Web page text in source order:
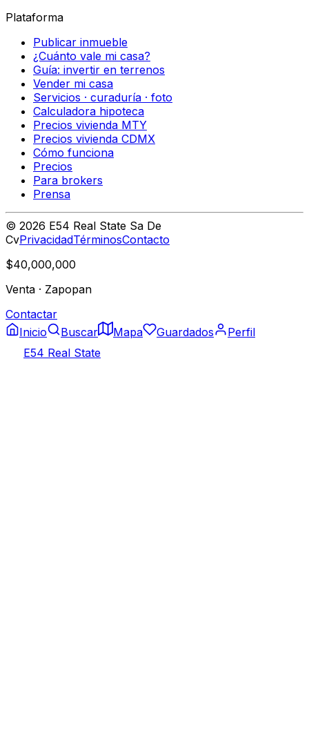
Plataforma
Publicar inmueble
¿Cuánto vale mi casa?
Guía: invertir en terrenos
Vender mi casa
Servicios · curaduría · foto
Calculadora hipoteca
Precios vivienda MTY
Precios vivienda CDMX
Cómo funciona
Precios
Para brokers
Prensa
© 2026 E54 Real State Sa De
CvPrivacidadTérminosContacto
$40,000,000
Venta · Zapopan
Contactar
Inicio
Buscar Mapa Guardados
Perfil
E54 Real State